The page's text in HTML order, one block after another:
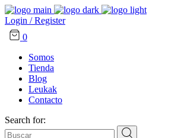
Login / Register
0
Somos
Tienda
Blog
Leukak
Contacto
Search for: